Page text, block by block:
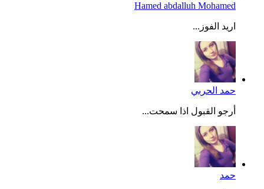
Hamed abdalluh Mohamed
اريد الفوز...
حمد الحربي
أرجو القبول اذا سمحت...
حمد